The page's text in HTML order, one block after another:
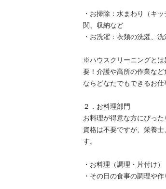
・お掃除：水まわり（キ
関、収納など
・お洗濯：衣類の洗濯、
※ハウスクリーニングとは
要！介護や高所の作業な
ならどなたでもできるお仕
２．お料理部門
お料理が得意な方にぴった
資格は不要ですが、栄養
す。
・お料理（調理・片付け）
・その日の食事の調理や